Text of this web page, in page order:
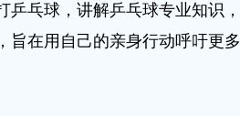
乓球，讲解乒乓球专业知识，
旨在用自己的亲身行动呼吁更多